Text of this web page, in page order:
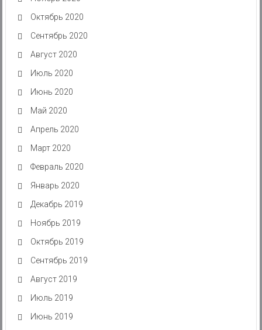
Октябрь 2020
Сентябрь 2020
Август 2020
Июль 2020
Июнь 2020
Май 2020
Апрель 2020
Март 2020
Февраль 2020
Январь 2020
Декабрь 2019
Ноябрь 2019
Октябрь 2019
Сентябрь 2019
Август 2019
Июль 2019
Июнь 2019